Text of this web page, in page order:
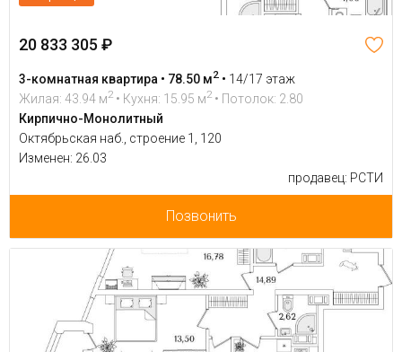
20 833 305 ₽
3-комнатная квартира • 78.50 м2 • 14/17 этаж
Жилая: 43.94 м2 • Кухня: 15.95 м2 • Потолок: 2.80
Кирпично-Монолитный
Октябрьская наб., строение 1, 120
Изменен: 26.03
продавец: РСТИ
Позвонить